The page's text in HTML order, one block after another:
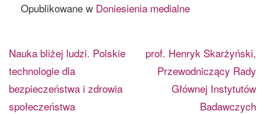
Opublikowane w Doniesienia medialne
Nawigacja
wpisu
Nauka bliżej ludzi. Polskie
technologie dla
bezpieczeństwa i zdrowia
społeczeństwa
prof. Henryk Skarżyński,
Przewodniczący Rady
Głównej Instytutów
Badawczych